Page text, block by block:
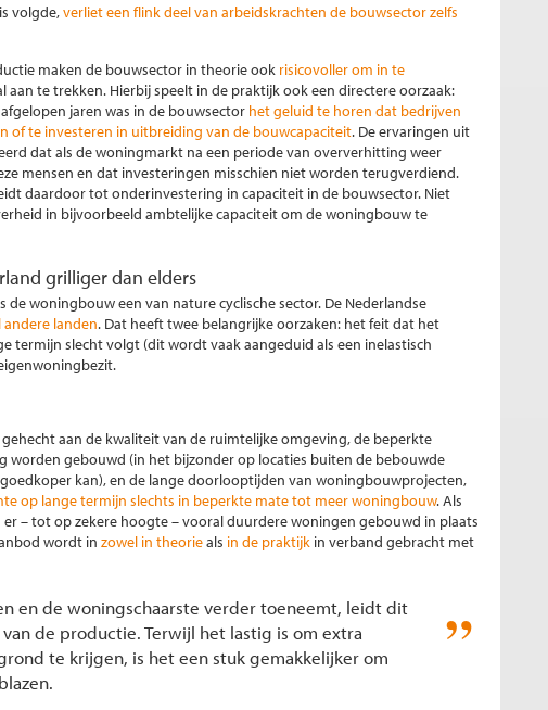
volgde,verliet een flink deel van arbeidskrachten de bouwsector zelfs
maken de bouwsector in theorie ook risicovoller om in te
te trekken. Hierbij speelt in de praktijk ook een directere oorzaak:
jaren was in de bouwsector het geluid te horen dat bedrijven
of te investeren in uitbreiding van de bouwcapaciteit. De ervaringen uit
dat als de woningmarkt na een periode van oververhitting weer
mensen en dat investeringen misschien niet worden terugverdiend.
daardoor tot onderinvestering in capaciteit in de bouwsector. Niet
in bijvoorbeeld ambtelijke capaciteit om de woningbouw te
grilliger dan elders
de woningbouw een van nature cyclische sector. De Nederlandse
landen. Dat heeft twee belangrijke oorzaken: het feit dat het
termijn slecht volgt (dit wordt vaak aangeduid als een inelastisch
aan de kwaliteit van de ruimtelijke omgeving, de beperkte
worden gebouwd (in het bijzonder op locaties buiten de bebouwde
kan), en de lange doorlooptijden van woningbouwprojecten,
op lange termijn slechts in beperkte mate tot meer woningbouw. Als
– tot op zekere hoogte – vooral duurdere woningen gebouwd in plaats
wordt in zowel in theorieals in de praktijk in verband gebracht met
en de woningschaarste verder toeneemt, leidt dit
de productie. Terwijl het lastig is om extra
te krijgen, is het een stuk gemakkelijker om